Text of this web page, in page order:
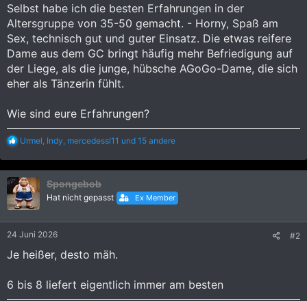
Selbst habe ich die besten Erfahrungen in der
Altersgruppe von 35-50 gemacht. - Horny, Spaß am
Sex, technisch gut und guter Einsatz. Die etwas reifere
Dame aus dem GC bringt häufig mehr Befriedigung auf
der Liege, als die junge, hübsche AGoGo-Dame, die sich
eher als Tänzerin fühlt.
Wie sind eure Erfahrungen?
R
a
k
t
i
o
n
Urmel Indy mercedessl11 und 15 andere
Spongebob
Hat nicht gepasst Ex Member
24 Juni 2026 #2
Je heißer, desto mäh.
6 bis 8 liefert eigentlich immer am besten